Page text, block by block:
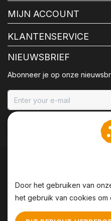
MIJN ACCOUNT
KLANTENSERVICE
NIEUWSBRIEF
Abonneer je op onze
Door het gebruiken van
het gebruik van cookies